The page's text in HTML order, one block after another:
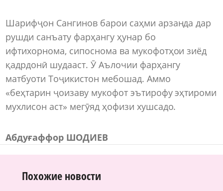
Шарифҷон Сангинов барои саҳми арзанда дар
рушди санъату фарҳангу ҳунар бо
ифтихорнома, сипоснома ва мукофотҳои зиёд
қадрдонӣ шудааст. Ӯ Аълочии фарҳангу
матбуоти Тоҷикистон мебошад. Аммо
«беҳтарин ҷоизаву мукофот эътирофу эҳтироми
мухлисон аст» мегӯяд ҳофизи хушсадо.
Абдуғаффор ШОДИЕВ
Похожие новости